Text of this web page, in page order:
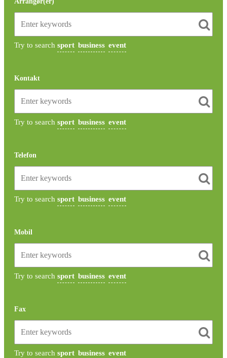
Try to search sport business event
Kontakt
Try to search sport business event
Telefon
Try to search sport business event
Mobil
Try to search sport business event
Fax
Try to search sport business event